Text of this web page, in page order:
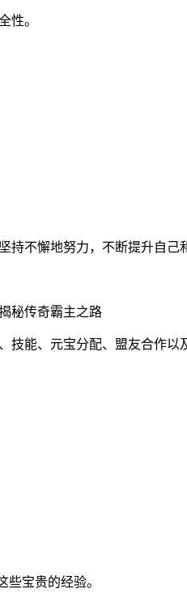
性。
不懈地努力，不断提升自己
能、元宝分配、盟友合作
宝贵的经验。